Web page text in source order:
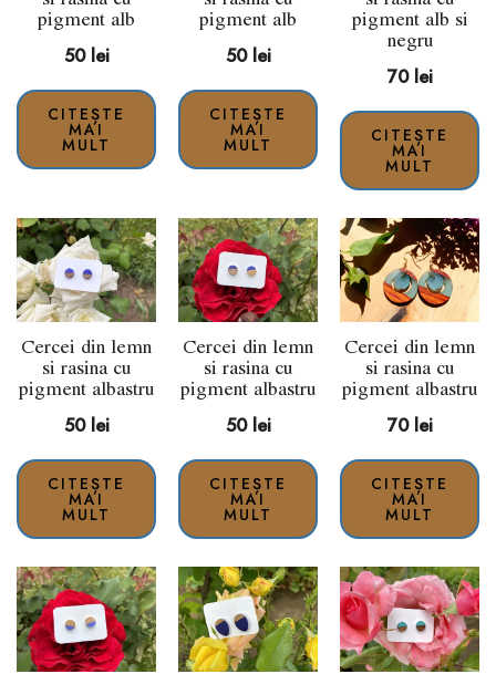
pigment alb
50 lei
CITEȘTE
MAI
MULT
pigment alb
50 lei
CITEȘTE
MAI
MULT
pigment alb si
negru
70 lei
CITEȘTE
MAI
MULT
Cercei din lemn
si rasina cu
pigment albastru
50 lei
CITEȘTE
MAI
MULT
Cercei din lemn
si rasina cu
pigment albastru
50 lei
CITEȘTE
MAI
MULT
Cercei din lemn
si rasina cu
pigment albastru
70 lei
CITEȘTE
MAI
MULT